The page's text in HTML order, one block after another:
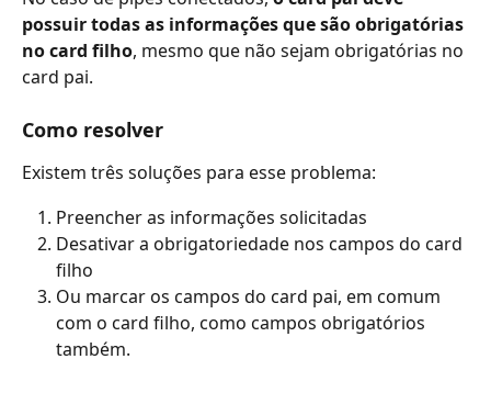
possuir todas as informações que são obrigatórias
no card filho, mesmo que não sejam obrigatórias no
card pai.
Como resolver
Existem três soluções para esse problema:
Preencher as informações solicitadas
Desativar a obrigatoriedade nos campos do card
filho
Ou marcar os campos do card pai, em comum
com o card filho, como campos obrigatórios
também.